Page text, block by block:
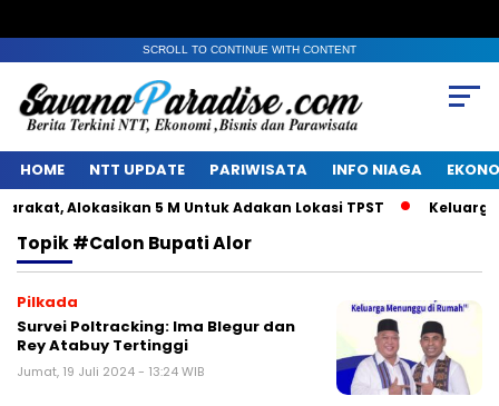
SCROLL TO CONTINUE WITH CONTENT
HOME NTT UPDATE PARIWISATA INFO NIAGA
Alokasikan 5 M Untuk Adakan Lokasi TPST Keluarga
Topik#calon Bupati Alor
Pilkada
Survei Poltracking: Ima Blegur dan
Rey Atabuy Tertinggi
Jumat, 19 Juli 2024 - 13:24 WIB